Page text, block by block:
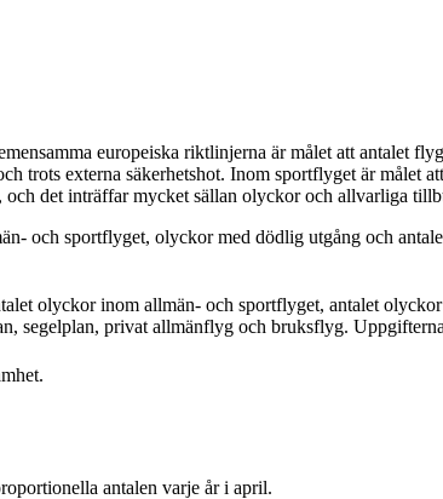
europeiska riktlinjerna är målet att antalet
trots externa säkerhetshot. Inom sportflyget är målet
och det inträffar mycket sällan olyckor och allvarliga
och sportflyget, olyckor med dödlig utgång och
olyckor inom allmän- och sportflyget, antalet
segelplan, privat allmänflyg och bruksflyg.
antalen varje år i april.